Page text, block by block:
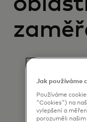
Jak používáme
Používáme
"Cookies") na
vylepšení a
porozuměli